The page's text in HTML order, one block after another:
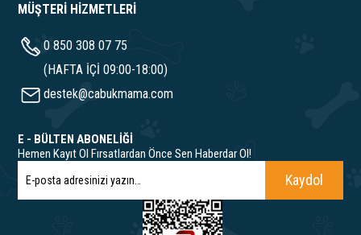
MÜŞTERİ HİZMETLERİ
0 850 308 07 75
(HAFTA İÇİ 09:00-18:00)
destek@cabukmama.com
E - BÜLTEN ABONELİĞİ
Hemen Kayıt Ol Fırsatlardan Önce Sen Haberdar Ol!
Kaydol